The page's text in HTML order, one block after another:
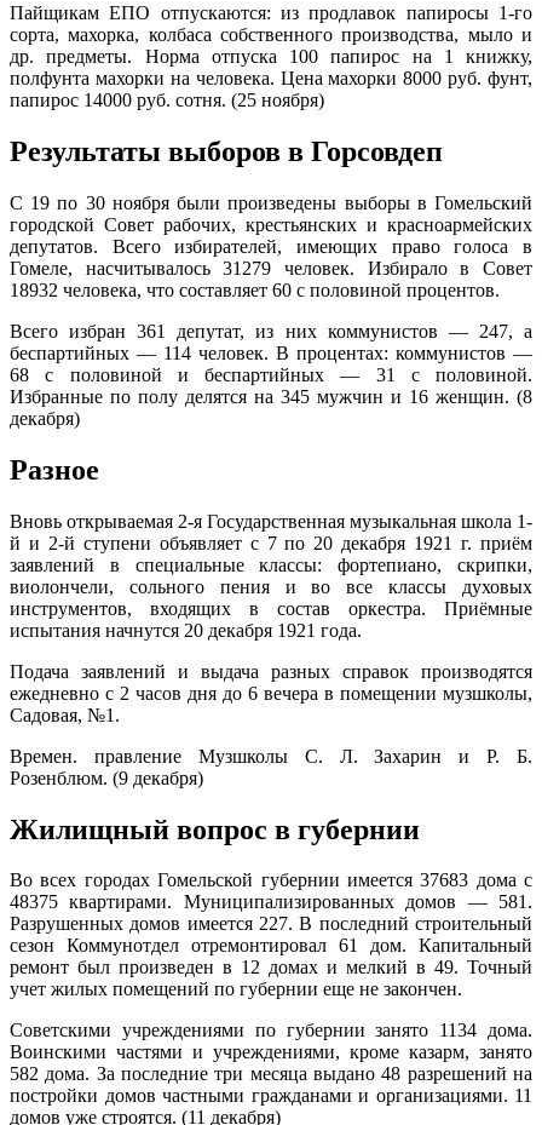
Пайщикам ЕПО отпускаются: из продлавок папиросы 1-го
сорта, махорка, колбаса собственного производства, мыло и
др. предметы. Норма отпуска 100 папирос на 1 книжку,
полфунта махорки на человека. Цена махорки 8000 руб. фунт,
папирос 14000 руб. сотня. (25 ноября)
Результаты выборов в Горсовдеп
С 19 по 30 ноября были произведены выборы в Гомельский
городской Совет рабочих, крестьянских и красноармейских
депутатов. Всего избирателей, имеющих право голоса в
Гомеле, насчитывалось 31279 человек. Избирало в Совет
18932 человека, что составляет 60 с половиной процентов.
Всего избран 361 депутат, из них коммунистов — 247, а
беспартийных — 114 человек. В процентах: коммунистов —
68 с половиной и беспартийных — 31 с половиной.
Избранные по полу делятся на 345 мужчин и 16 женщин. (8
декабря)
Разное
Вновь открываемая 2-я Государственная музыкальная школа 1-
й и 2-й ступени объявляет с 7 по 20 декабря 1921 г. приём
заявлений в специальные классы: фортепиано, скрипки,
виолончели, сольного пения и во все классы духовых
инструментов, входящих в состав оркестра. Приёмные
испытания начнутся 20 декабря 1921 года.
Подача заявлений и выдача разных справок производятся
ежедневно с 2 часов дня до 6 вечера в помещении музшколы,
Садовая, №1.
Времен. правление Музшколы С. Л. Захарин и Р. Б.
Розенблюм. (9 декабря)
Жилищный вопрос в губернии
Во всех городах Гомельской губернии имеется 37683 дома с
48375 квартирами. Муниципализированных домов — 581.
Разрушенных домов имеется 227. В последний строительный
сезон Коммунотдел отремонтировал 61 дом. Капитальный
ремонт был произведен в 12 домах и мелкий в 49. Точный
учет жилых помещений по губернии еще не закончен.
Советскими учреждениями по губернии занято 1134 дома.
Воинскими частями и учреждениями, кроме казарм, занято
582 дома. За последние три месяца выдано 48 разрешений на
постройки домов частными гражданами и организациями. 11
домов уже строятся. (11 декабря)